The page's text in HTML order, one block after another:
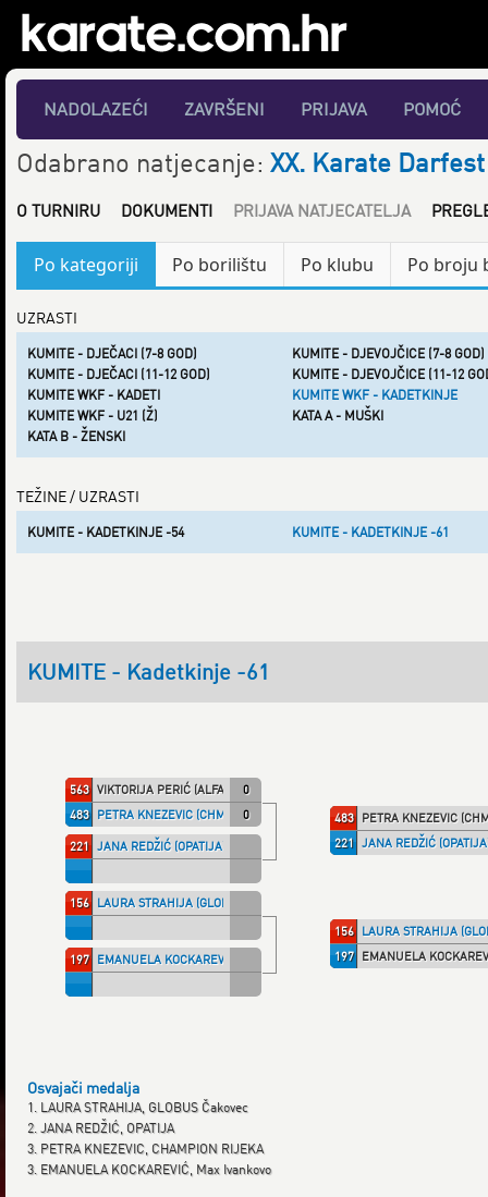
NADOLAZEĆI ZAVRŠENI PRIJAVA POMOĆ
Odabrano natjecanje: XX. Karate
O TURNIRU DOKUMENTI PRIJAVA NATJECATELJA
Po kategoriji Po borilištu Po klubu Po broju
UZRASTI
KUMITE - DJEČACI (7-8 GOD)
KUMITE - DJEVOJČICE (7-8 GOD)
KUMITE - DJEČACI (11-12 GOD)
KUMITE - DJEVOJČICE (11-12
KUMITE WKF - KADETI
KUMITE WKF - KADETKINJE
KUMITE WKF - U21 (Ž)
KATA A - MUŠKI
KATA B - ŽENSKI
TEŽINE / UZRASTI
KUMITE - KADETKINJE -54 KUMITE - KADETKINJE -61
KUMITE - Kadetkinje -61
563 0
VIKTORIJA PERIĆ (ALFA)
483
0
PETRA KNEZEVIC (CHMPRI)
221 JANA REDŽIĆ (OPATIJA)
156 LAURA STRAHIJA (GLOBUS)
197 EMANUELA KOCKAREVIĆ (MAXIVK)
483
PETRA KNEZEVIC
221 JANA REDŽIĆ
156
LAURA STRAHIJA
197
EMANUELA
Osvajači medalja
1. LAURA STRAHIJA, GLOBUS Čakovec
2. JANA REDŽIĆ, OPATIJA
3. PETRA KNEZEVIC, CHAMPION RIJEKA
3. EMANUELA KOCKAREVIĆ, Max Ivankovo